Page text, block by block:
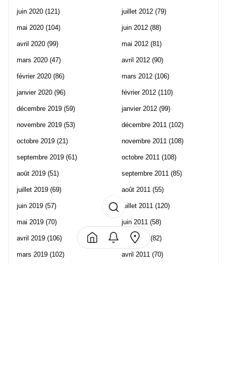
juin 2020 (121)
mai 2020 (104)
avril 2020 (99)
mars 2020 (47)
février 2020 (86)
janvier 2020 (96)
décembre 2019 (59)
novembre 2019 (53)
octobre 2019 (21)
septembre 2019 (61)
août 2019 (51)
juillet 2019 (69)
juin 2019 (57)
mai 2019 (70)
avril 2019 (106)
mars 2019 (102)
juillet 2012 (79)
juin 2012 (88)
mai 2012 (81)
avril 2012 (90)
mars 2012 (106)
février 2012 (110)
janvier 2012 (99)
décembre 2011 (102)
novembre 2011 (108)
octobre 2011 (108)
septembre 2011 (85)
août 2011 (55)
juillet 2011 (120)
juin 2011 (58)
mai 2011 (82)
avril 2011 (70)